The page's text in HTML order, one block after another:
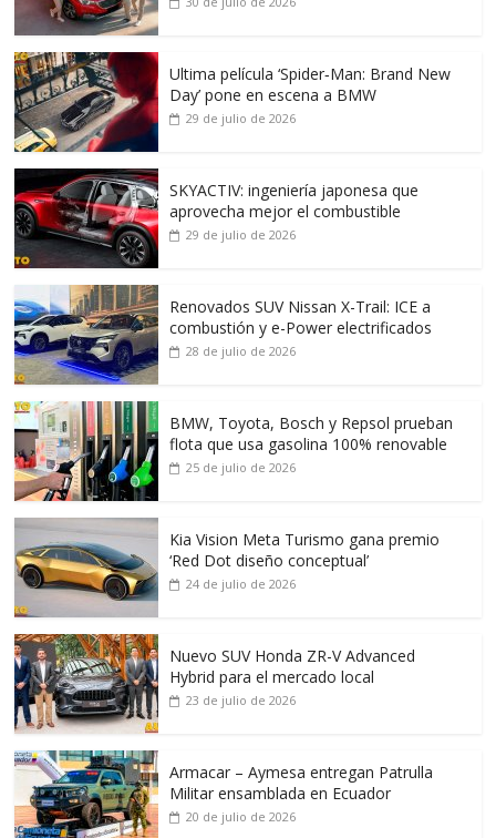
Ultima película ‘Spider‑Man: Brand New
Day’ pone en escena a BMW
29 de julio de 2026
SKYACTIV: ingeniería japonesa que
aprovecha mejor el combustible
29 de julio de 2026
Renovados SUV Nissan X-Trail: ICE a
combustión y e-Power electrificados
28 de julio de 2026
BMW, Toyota, Bosch y Repsol prueban
flota que usa gasolina 100% renovable
25 de julio de 2026
Kia Vision Meta Turismo gana premio
‘Red Dot diseño conceptual’
24 de julio de 2026
Nuevo SUV Honda ZR-V Advanced
Hybrid para el mercado local
23 de julio de 2026
Armacar – Aymesa entregan Patrulla
Militar ensamblada en Ecuador
20 de julio de 2026